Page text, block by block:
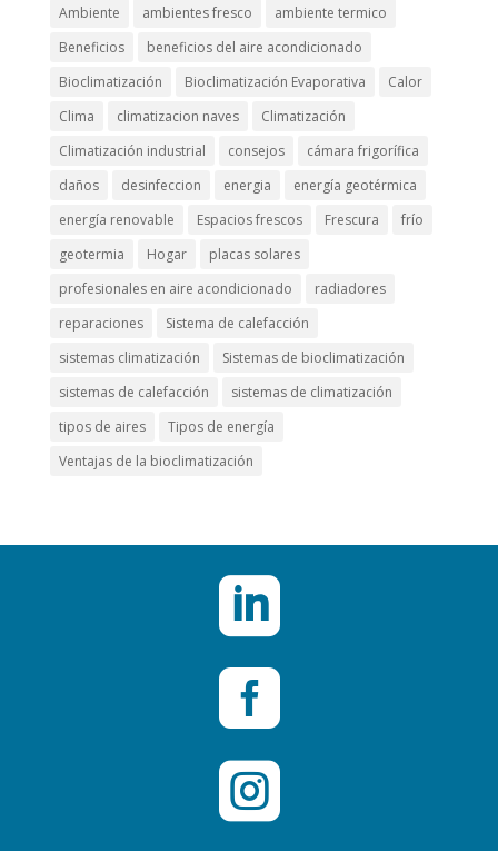
Ambiente
ambientes fresco
ambiente termico
Beneficios
beneficios del aire acondicionado
Bioclimatización
Bioclimatización Evaporativa
Calor
Clima
climatizacion naves
Climatización
Climatización industrial
consejos
cámara frigorífica
daños
desinfeccion energia
energía geotérmica
energía renovable
Espacios frescos Frescura
frío
geotermia
Hogar
placas solares
profesionales en aire acondicionado
radiadores
reparaciones
Sistema de calefacción
sistemas climatización
Sistemas de bioclimatización
sistemas de calefacción
sistemas de climatización
tipos de aires
Tipos de energía
Ventajas de la bioclimatización


